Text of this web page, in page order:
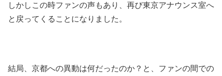
しかしこの時ファンの声もあり、再び東京アナウンス室へ
と戻ってくることになりました。
結局、京都への異動は何だったのか？と、ファンの間での